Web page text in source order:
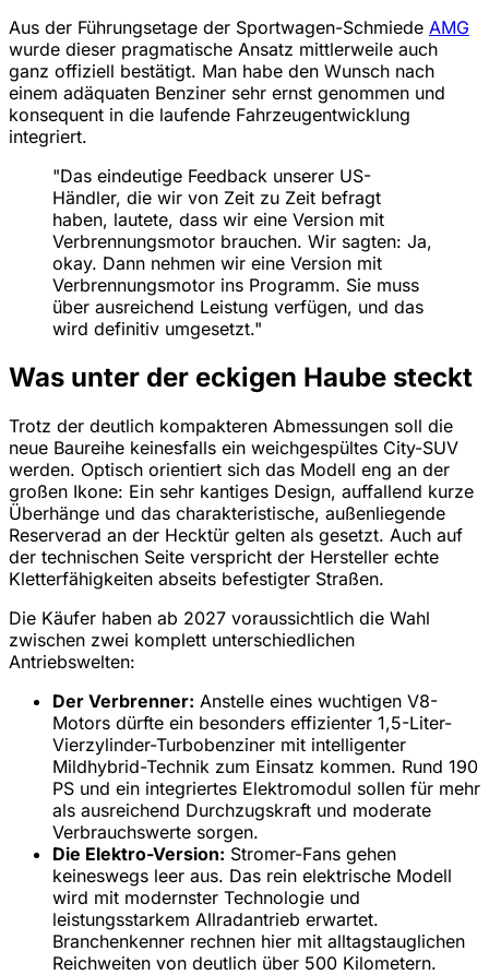
Aus der Führungsetage der Sportwagen-Schmiede AMG
wurde dieser pragmatische Ansatz mittlerweile auch
ganz offiziell bestätigt. Man habe den Wunsch nach
einem adäquaten Benziner sehr ernst genommen und
konsequent in die laufende Fahrzeugentwicklung
integriert.
"Das eindeutige Feedback unserer US-
Händler, die wir von Zeit zu Zeit befragt
haben, lautete, dass wir eine Version mit
Verbrennungsmotor brauchen. Wir sagten: Ja,
okay. Dann nehmen wir eine Version mit
Verbrennungsmotor ins Programm. Sie muss
über ausreichend Leistung verfügen, und das
wird definitiv umgesetzt."
Was unter der eckigen Haube steckt
Trotz der deutlich kompakteren Abmessungen soll die
neue Baureihe keinesfalls ein weichgespültes City-SUV
werden. Optisch orientiert sich das Modell eng an der
großen Ikone: Ein sehr kantiges Design, auffallend kurze
Überhänge und das charakteristische, außenliegende
Reserverad an der Hecktür gelten als gesetzt. Auch auf
der technischen Seite verspricht der Hersteller echte
Kletterfähigkeiten abseits befestigter Straßen.
Die Käufer haben ab 2027 voraussichtlich die Wahl
zwischen zwei komplett unterschiedlichen
Antriebswelten:
Der Verbrenner: Anstelle eines wuchtigen V8-
Motors dürfte ein besonders effizienter 1,5-Liter-
Vierzylinder-Turbobenziner mit intelligenter
Mildhybrid-Technik zum Einsatz kommen. Rund 190
PS und ein integriertes Elektromodul sollen für mehr
als ausreichend Durchzugskraft und moderate
Verbrauchswerte sorgen.
Die Elektro-Version: Stromer-Fans gehen
keineswegs leer aus. Das rein elektrische Modell
wird mit modernster Technologie und
leistungsstarkem Allradantrieb erwartet.
Branchenkenner rechnen hier mit alltagstauglichen
Reichweiten von deutlich über 500 Kilometern.